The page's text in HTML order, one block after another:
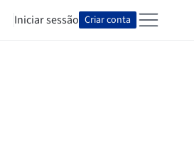
Iniciar sessão Criar conta